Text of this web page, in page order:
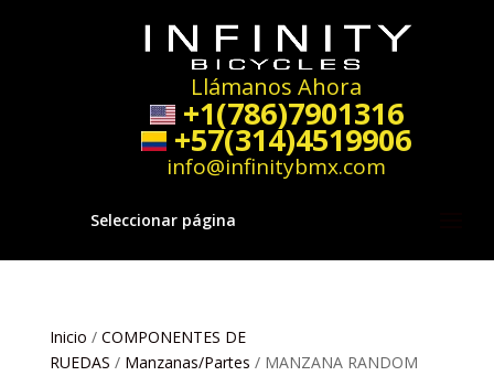
Llámanos Ahora
+1(786)7901316
+57(314)4519906
info@infinitybmx.com
Seleccionar página
Inicio / COMPONENTES DE
RUEDAS / Manzanas/Partes / MANZANA RANDOM